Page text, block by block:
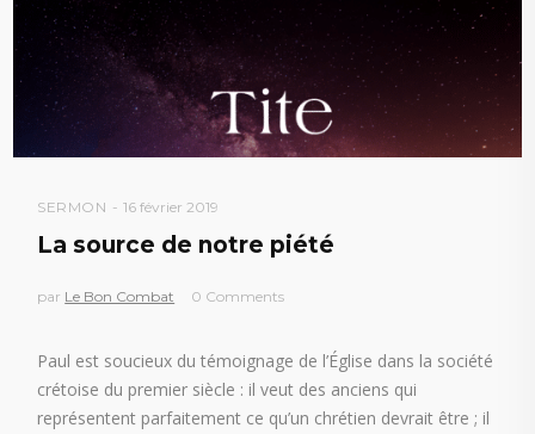
SERMON 16 février 2019
La source de notre piété
par Le Bon Combat 0 Comments
Paul est soucieux du témoignage de l’Église dans la société
crétoise du premier siècle : il veut des anciens qui
représentent parfaitement ce qu’un chrétien devrait être ; il